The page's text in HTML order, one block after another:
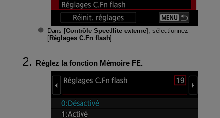
Dans [Contrôle Speedlite externe], sélectionnez
[Réglages C.Fn flash].
Réglez la fonction Mémoire FE.